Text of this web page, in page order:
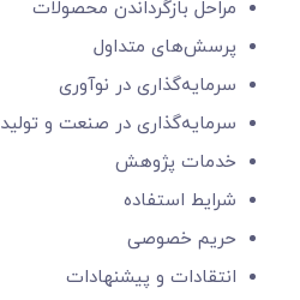
مراحل بازگرداندن محصولات
پرسش‌های متداول
سرمایه‌گذاری در نوآوری
سرمایه‌گذاری در صنعت و تولید
خدمات پژوهش
شرایط استفاده
حریم خصوصی
انتقادات و پیشنهادات